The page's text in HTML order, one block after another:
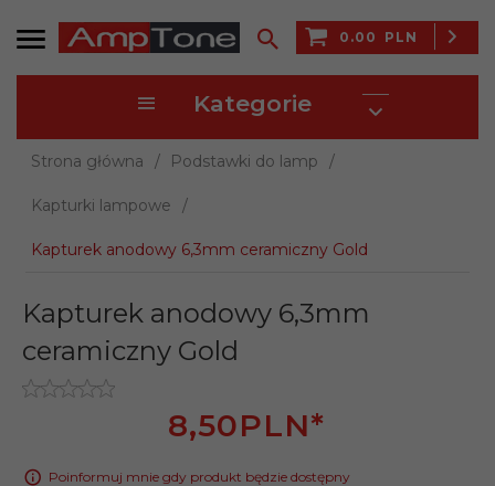
0.00 PLN
Kategorie
Strona główna Podstawki do lamp
Kapturki lampowe
Kapturek anodowy 6,3mm ceramiczny Gold
Kapturek anodowy 6,3mm
ceramiczny Gold
8,50PLN*
Poinformuj mnie gdy produkt będzie dostępny